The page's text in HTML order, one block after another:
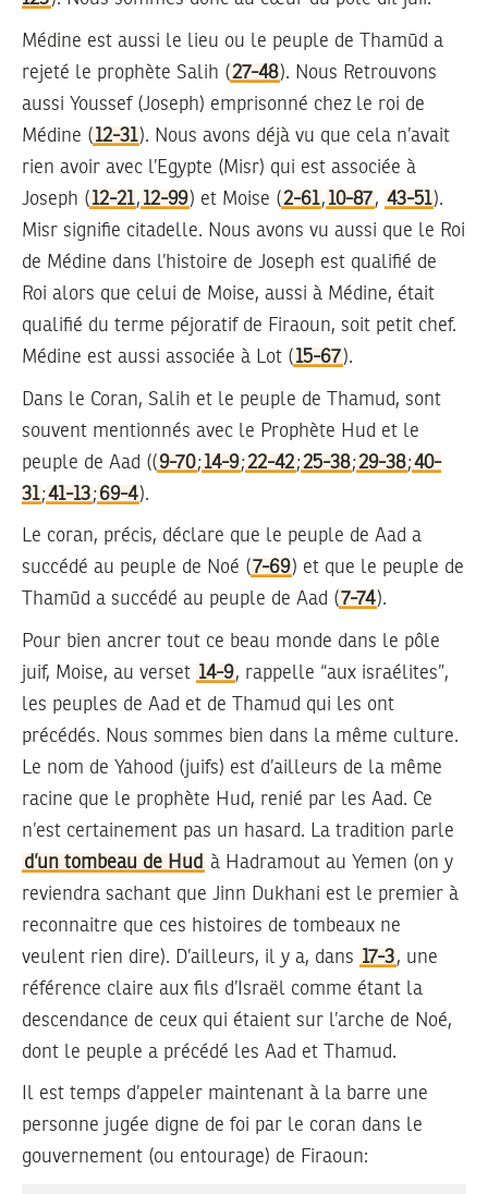
Médine est aussi le lieu ou le peuple de Thamūd a
rejeté le prophète Salih (27-48). Nous Retrouvons
aussi Youssef (Joseph) emprisonné chez le roi de
Médine ( 12-31). Nous avons déjà vu que cela n’avait
rien avoir avec l’Egypte (Misr) qui est associée à
Joseph ( 12-21, 12-99) et Moise (2-61, 10-87, 43-51).
Misr signifie citadelle. Nous avons vu aussi que le Roi
de Médine dans l’histoire de Joseph est qualifié de
Roi alors que celui de Moise, aussi à Médine, était
qualifié du terme péjoratif de Firaoun, soit petit chef.
Médine est aussi associée à Lot ( 15-67).
Dans le Coran, Salih et le peuple de Thamud, sont
souvent mentionnés avec le Prophète Hud et le
peuple de Aad (( 9-70;14-9;22-42;25-38;29-38;40-
31;41-13;69-4).
Le coran, précis, déclare que le peuple de Aad a
succédé au peuple de Noé (7-69) et que le peuple de
Thamūd a succédé au peuple de Aad (7-74).
Pour bien ancrer tout ce beau monde dans le pôle
juif, Moise, au verset 14-9, rappelle “aux israélites”,
les peuples de Aad et de Thamud qui les ont
précédés. Nous sommes bien dans la même culture.
Le nom de Yahood (juifs) est d’ailleurs de la même
racine que le prophète Hud, renié par les Aad. Ce
n’est certainement pas un hasard. La tradition parle
d’un tombeau de Hud à Hadramout au Yemen (on y
reviendra sachant que Jinn Dukhani est le premier à
reconnaitre que ces histoires de tombeaux ne
veulent rien dire). D’ailleurs, il y a, dans 17-3, une
référence claire aux fils d’Israël comme étant la
descendance de ceux qui étaient sur l’arche de Noé,
dont le peuple a précédé les Aad et Thamud.
Il est temps d’appeler maintenant à la barre une
personne jugée digne de foi par le coran dans le
gouvernement (ou entourage) de Firaoun: